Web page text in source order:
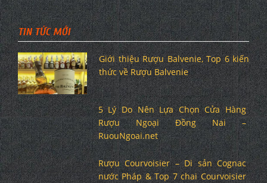
TIN TỨC MỚI
Giới thiệu Rượu Balvenie, Top 6 kiến
thức về Rượu Balvenie
5 Lý Do Nên Lựa Chọn Cửa Hàng
Rượu Ngoại Đồng Nai –
RuouNgoai.net
Rượu Courvoisier – Di sản Cognac
nước Pháp & Top 7 chai Courvoisier